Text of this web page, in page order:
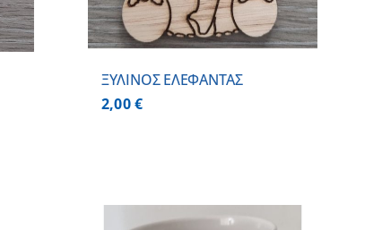
ΞΥΛΙΝΟΣ ΕΛΕΦΑΝΤΑΣ
2,00€